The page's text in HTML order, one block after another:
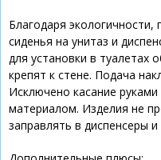
Благодаря экологичности,
сиденья на унитаз и
для установки в туалетах
крепят к стене. Подача
Исключено касание
материалом. Изделия не
заправлять в диспенсеры